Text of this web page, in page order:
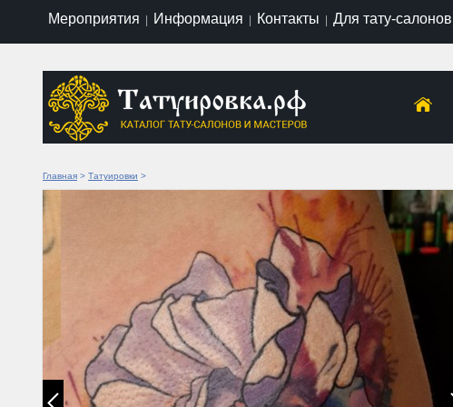
Мероприятия Информация Контакты Для тату-салонов
Главная > Татуировки >